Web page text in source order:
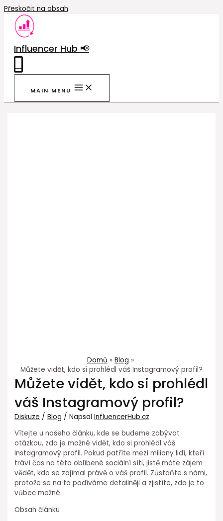
Přeskočit na obsah
Influencer Hub 📢
MAIN MENU
Domů
Blog
Můžete vidět, kdo si prohlédl váš Instagramový profil?
Můžete vidět, kdo si prohlédl
váš Instagramový profil?
Diskuze /Blog / NapsalInfluencerHub.cz
Vítejte u našeho článku, kde se budeme zabývat
otázkou, zda je možné vidět, kdo si prohlédl váš
Instagramový profil. Pokud patříte mezi miliony lidí, kteří
tráví čas na této oblíbené sociální síti, jistě máte zájem
vědět, kdo se zajímal právě o váš profil. Zůstaňte s námi,
protože se na to podíváme detailněji a zjistíte, zda je to
vůbec možné.
Obsah článku